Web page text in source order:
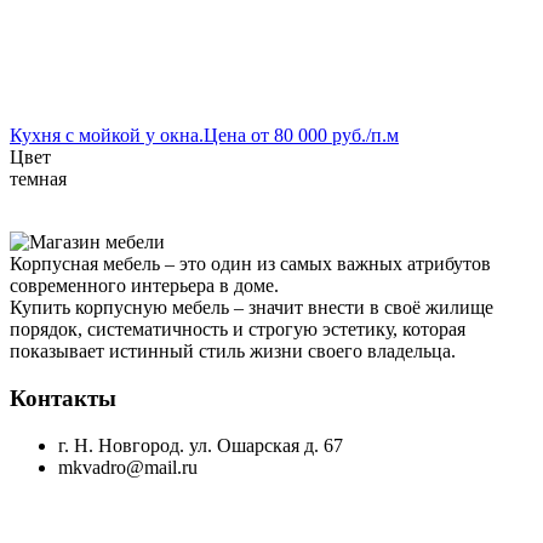
Кухня с мойкой у окна.Цена от 80 000 руб./п.м
Цвет
темная
Корпусная мебель – это один из самых важных атрибутов
современного интерьера в доме.
Купить корпусную мебель – значит внести в своё жилище
порядок, систематичность и строгую эстетику, которая
показывает истинный стиль жизни своего владельца.
Контакты
г. Н. Новгород. ул. Ошарская д. 67
mkvadro@mail.ru